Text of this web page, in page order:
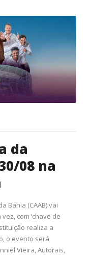
da
08 na
Bahia (CAAB) vai
com ‘chave de
realiza a
o evento será
Vieira, Autorais,